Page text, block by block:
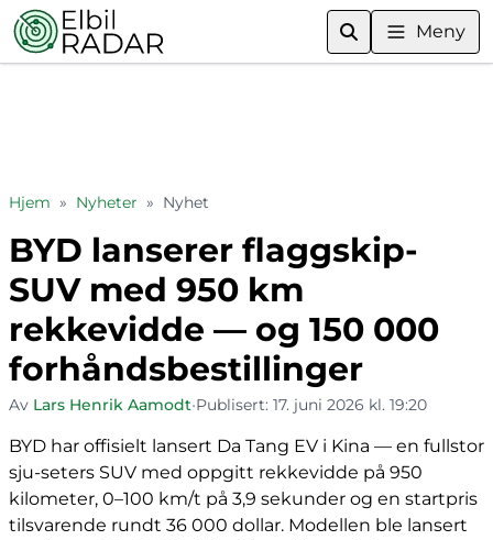
Meny
Hjem » Nyheter » Nyhet
BYD lanserer flaggskip-
SUV med 950 km
rekkevidde — og 150 000
forhåndsbestillinger
Av Lars Henrik Aamodt•Publisert: 17. juni 2026 kl. 19:20
BYD har offisielt lansert Da Tang EV i Kina — en fullstor
sju-seters SUV med oppgitt rekkevidde på 950
kilometer, 0–100 km/t på 3,9 sekunder og en startpris
tilsvarende rundt 36 000 dollar. Modellen ble lansert